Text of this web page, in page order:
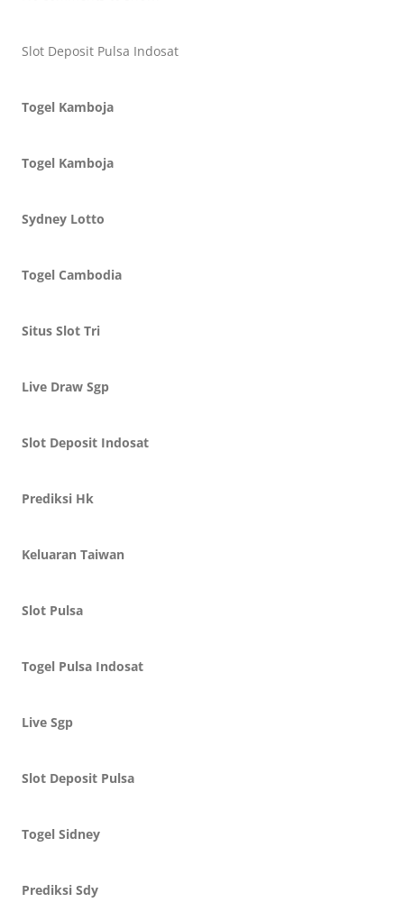
Slot Deposit Pulsa Indosat
Togel Kamboja
Togel Kamboja
Sydney Lotto
Togel Cambodia
Situs Slot Tri
Live Draw Sgp
Slot Deposit Indosat
Prediksi Hk
Keluaran Taiwan
Slot Pulsa
Togel Pulsa Indosat
Live Sgp
Slot Deposit Pulsa
Togel Sidney
Prediksi Sdy